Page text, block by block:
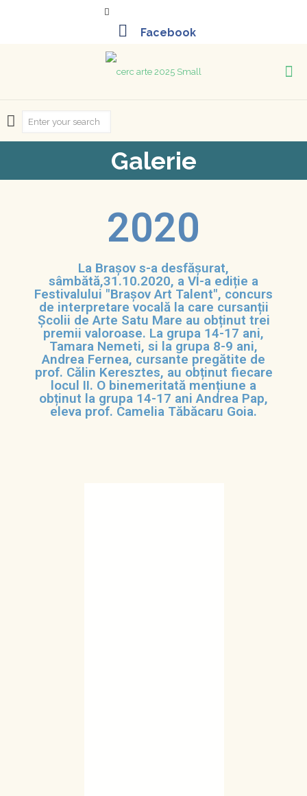
Galerie
2020
La Brașov s-a desfășurat,
sâmbătă,31.10.2020, a VI-a ediție a
Festivalului "Brașov Art Talent", concurs
de interpretare vocală la care cursanții
Școlii de Arte Satu Mare au obținut trei
premii valoroase. La grupa 14-17 ani,
Tamara Nemeti, si la grupa 8-9 ani,
Andrea Fernea, cursante pregătite de
prof. Călin Keresztes, au obținut fiecare
locul II. O binemeritată mențiune a
obținut la grupa 14-17 ani Andrea Pap,
eleva prof. Camelia Tăbăcaru Goia.